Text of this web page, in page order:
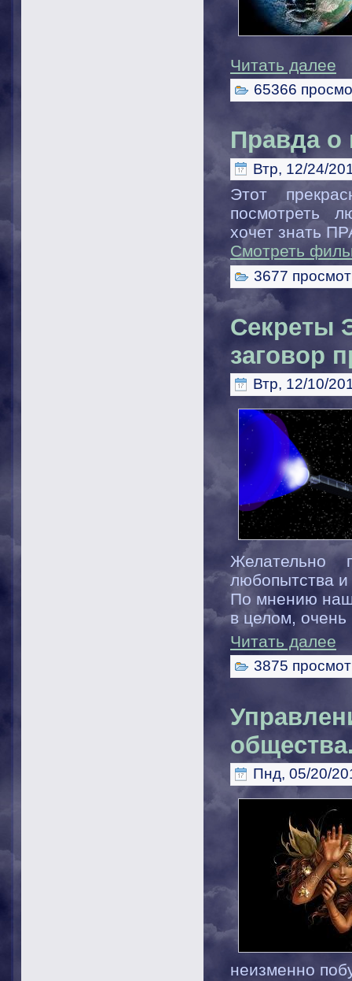
Читать далее
65366
Правда
Втр, 12/24/
Этот
посмотреть
хочет знать
Смотреть
3677
Секреты
заговор
Втр, 12/10/
Желательно
любопытства и
По мнению
в целом,
Читать далее
3875
Пнд, 05/20/
неизменно